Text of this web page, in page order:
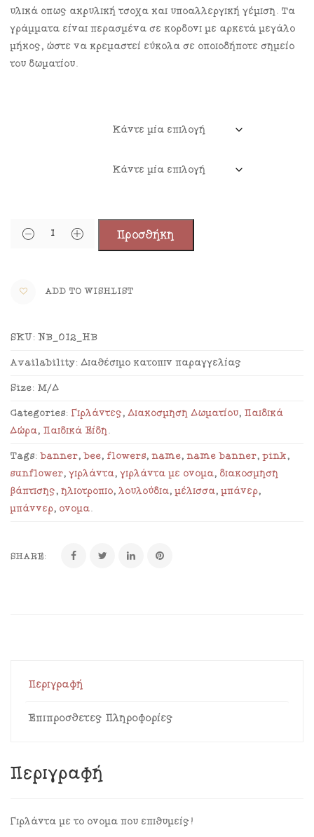
υλικά όπως ακρυλική τσόχα και υποαλλεργική γέμιση. Tα
γράμματα είναι περασμένα σε κορδόνι με αρκετά μεγάλο
μήκος, ώστε να κρεμαστεί εύκολα σε οποιοδήποτε σημείο
του δωματίου.
Προσθήκη
ADD TO WISHLIST
SKU: NB_012_HB
Availability: Διαθέσιμο κατόπιν παραγγελίας
Size: Μ/Δ
Categories: Γιρλάντες,Διακόσμηση Δωματίου, Παιδικά
Δώρα, Παιδικά Είδη.
Tags: banner,bee, flowers,name,name banner,pink,
sunflower,γιρλάντα,γιρλάντα με όνομα, διακόσμηση
βάπτισης,ηλιοτρόπιο,λουλούδια,μέλισσα,μπάνερ,
μπάννερ, όνομα.
SHARE:
Περιγραφή
Επιπρόσθετες Πληροφορίες
Περιγραφή
Γιρλάντα με το όνομα που επιθυμείς!